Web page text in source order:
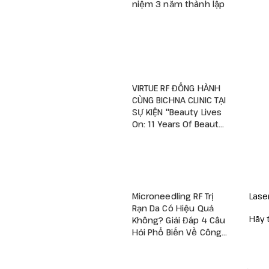
Hãy
niệm 3 năm thành lập
VIRTUE RF ĐỒNG HÀNH
CÙNG BICHNA CLINIC TẠI
SỰ KIỆN "Beauty Lives
On: 11 Years Of Beauty
Microneedling RF Trị
Rạn Da Có Hiệu Quả
Không? Giải Đáp 4 Câu
Hỏi Phổ Biến Về Công